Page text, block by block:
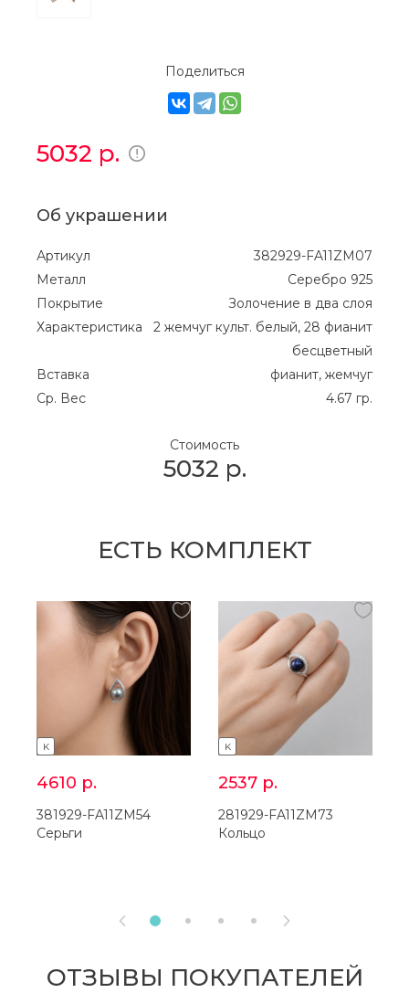
Поделиться
5032 р.
Об украшении
Артикул
382929-FA11ZM07
Металл
Серебро 925
Покрытие
Золочение в два слоя
Характеристика
2 жемчуг культ. белый, 28 фианит
бесцветный
Вставка
фианит, жемчуг
Ср. Вес
4.67 гр.
Стоимость
5032 р.
ЕСТЬ КОМПЛЕКТ
K
4610 р.
381929-FA11ZM54
Серьги
K
2537 р.
281929-FA11ZM73
Кольцо
 
ОТЗЫВЫ ПОКУПАТЕЛЕЙ